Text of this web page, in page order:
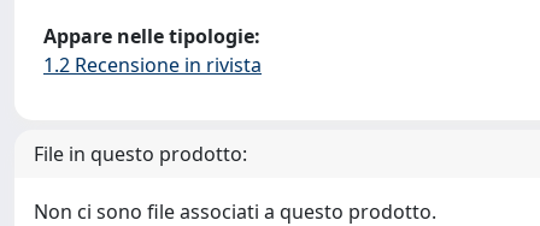
Appare nelle tipologie:
1.2 Recensione in rivista
File in questo prodotto:
Non ci sono file associati a questo prodotto.